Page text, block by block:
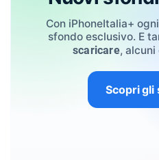
Con iPhoneItalia+
sfondo esclusivo. E
scaricare,
Scopri gli